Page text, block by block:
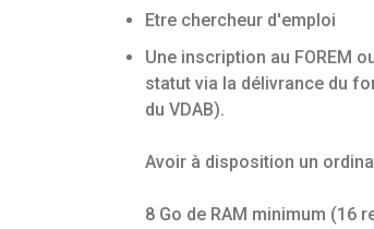
Etre chercheur d'emploi
Une inscription au FOREM
statut via la délivrance du
du VDAB).
Avoir à disposition un
8 Go de RAM minimum (16